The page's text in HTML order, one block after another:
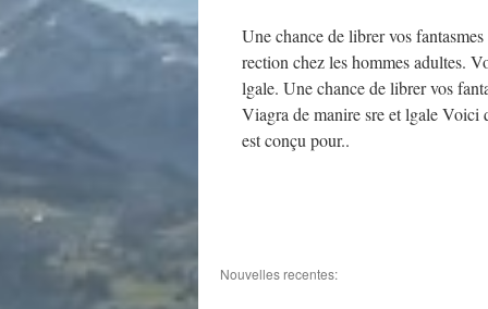
Une chance de librer vos
rection chez les hommes adultes.
lgale. Une chance de librer vos
Viagra de manire sre et lgale Voici
est conçu pour..
Nouvelles recentes: